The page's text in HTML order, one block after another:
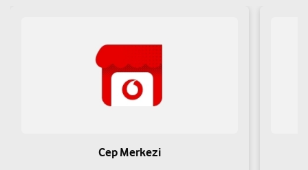
Murat İletişim - Murat Karpuz
Cep Merkezi